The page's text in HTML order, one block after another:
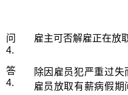
问
4.
雇主可否解雇正在放
答
4.
除因雇员犯严重过
雇员放取有薪病假